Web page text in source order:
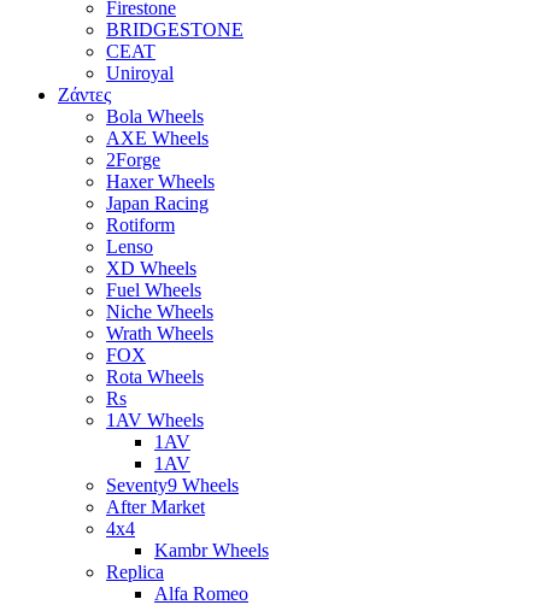
Firestone
BRIDGESTONE
CEAT
Uniroyal
Ζάντες
Bola Wheels
AXE Wheels
2Forge
Haxer Wheels
Japan Racing
Rotiform
Lenso
XD Wheels
Fuel Wheels
Niche Wheels
Wrath Wheels
FOX
Rota Wheels
Rs
1AV Wheels
1AV
1AV
Seventy9 Wheels
After Market
4x4
Kambr Wheels
Replica
Alfa Romeo